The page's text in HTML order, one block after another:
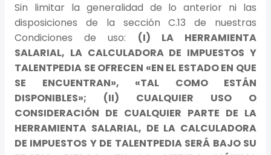
Sin limitar la generalidad de lo anterior ni las
disposiciones de la sección C.13 de nuestras
Condiciones de uso:
(I) LA HERRAMIENTA
SALARIAL, LA CALCULADORA DE IMPUESTOS Y
TALENTPEDIA SE OFRECEN «EN EL ESTADO EN QUE
SE ENCUENTRAN», «TAL COMO ESTÁN
DISPONIBLES»; (II) CUALQUIER USO O
CONSIDERACIÓN DE CUALQUIER PARTE DE LA
HERRAMIENTA SALARIAL, DE LA CALCULADORA
DE IMPUESTOS Y DE TALENTPEDIA SERÁ BAJO SU